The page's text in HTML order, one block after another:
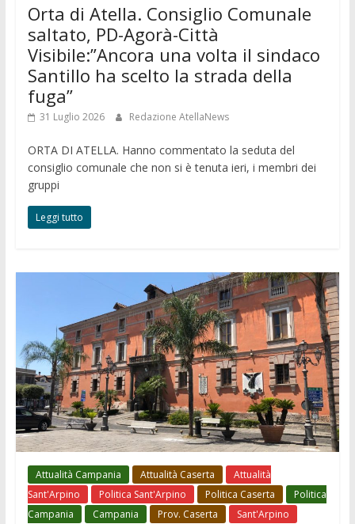
Orta di Atella. Consiglio Comunale
saltato, PD-Agorà-Città
Visibile:”Ancora una volta il sindaco
Santillo ha scelto la strada della
fuga”
31 Luglio 2026 Redazione AtellaNews
ORTA DI ATELLA. Hanno commentato la seduta del
consiglio comunale che non si è tenuta ieri, i membri dei
gruppi
Leggi tutto
Attualità Campania Attualità Caserta
Attualità
Sant'Arpino
Politica Sant'Arpino Politica Caserta
Politica
Campania
Campania Prov. Caserta Sant'Arpino